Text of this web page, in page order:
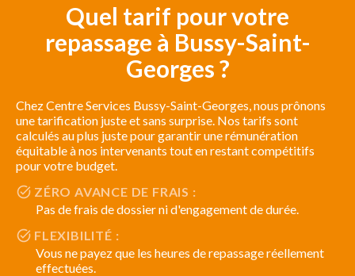
Quel tarif pour votre
repassage à Bussy-Saint-
Georges ?
Chez Centre Services Bussy-Saint-Georges, nous prônons
une tarification juste et sans surprise. Nos tarifs sont
calculés au plus juste pour garantir une rémunération
équitable à nos intervenants tout en restant compétitifs
pour votre budget.
ZÉRO AVANCE DE FRAIS :
Pas de frais de dossier ni d'engagement de durée.
FLEXIBILITÉ :
Vous ne payez que les heures de repassage réellement
effectuées.